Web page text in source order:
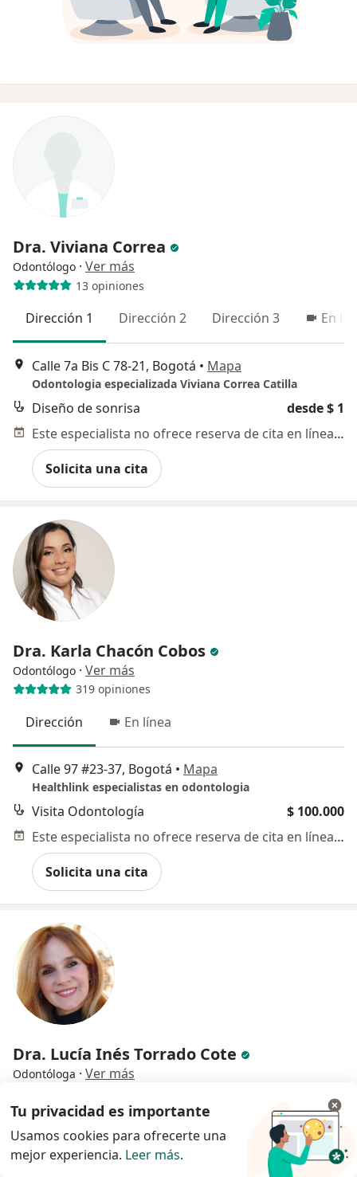
Dra. Viviana Correa
Odontólogo · Ver más
13 opiniones
Dirección 1 Dirección 2 Dirección 3 En
Calle 7a Bis C 78-21, Bogotá • Mapa
Odontologia especializada Viviana Correa Catilla
Diseño de sonrisa
desde $ 1
Este especialista no ofrece reserva de cita en línea en esta dirección.
Solicita una cita
Dra. Karla Chacón Cobos
Odontólogo · Ver más
319 opiniones
Dirección En línea
Calle 97 #23-37, Bogotá • Mapa
Healthlink especialistas en odontologia
Visita Odontología
$ 100.000
Este especialista no ofrece reserva de cita en línea en esta dirección.
Solicita una cita
Dra. Lucía Inés Torrado Cote
Odontóloga · Ver más
Dirección En línea
Tu privacidad es importante
Usamos cookies para ofrecerte una
mejor experiencia. Leer más.